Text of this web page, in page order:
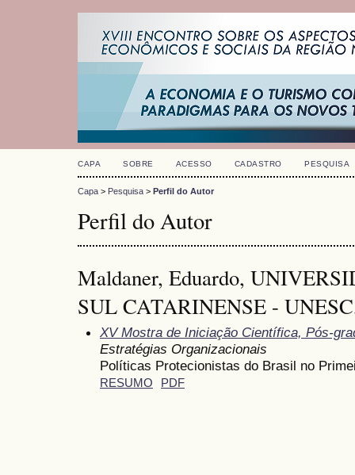
CAPA SOBRE ACESSO CADASTRO PESQUISA
Capa > Pesquisa > Perfil do Autor
Perfil do Autor
Maldaner, Eduardo,
SUL CATARINENSE -
XV Mostra de Iniciação Científica, Pós-
Estratégias Organizacionais
Políticas Protecionistas do Brasil no
RESUMO PDF